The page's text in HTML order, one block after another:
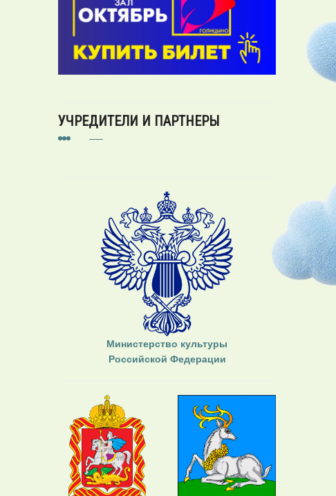
УЧРЕДИТЕЛИ И ПАРТНЕРЫ
Министерство культуры
Российской Федерации